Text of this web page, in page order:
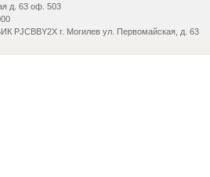
д. 63 оф. 503
PJCBBY2X г. Могилев ул. Первомайская, д. 63